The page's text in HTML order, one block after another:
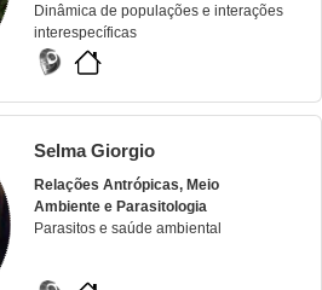
Dinâmica de populações e interações
interespecíficas
Selma Giorgio
Relações Antrópicas, Meio
Ambiente e Parasitologia
Parasitos e saúde ambiental